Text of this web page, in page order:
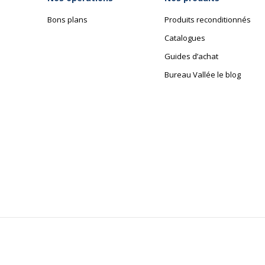
Bons plans
Produits reconditionnés
Catalogues
Guides d’achat
Bureau Vallée le blog